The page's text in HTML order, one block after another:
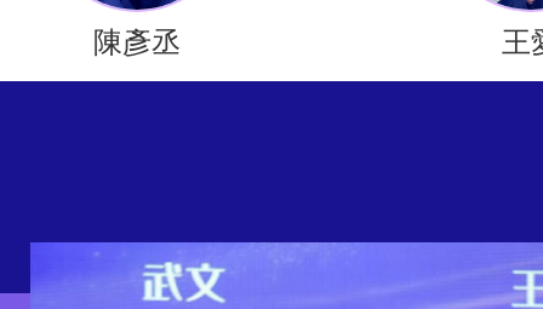
陳彥丞 王